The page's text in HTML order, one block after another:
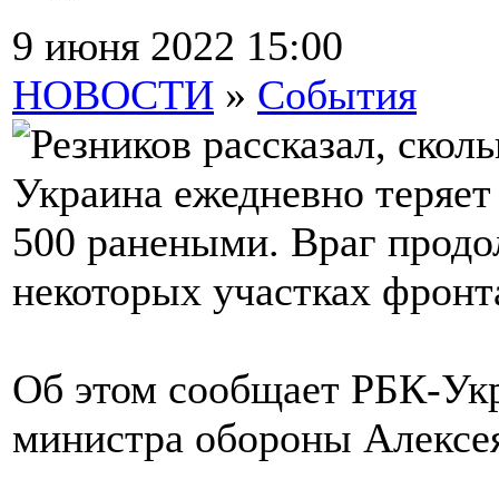
9 июня 2022 15:00
НОВОСТИ » События
Украина ежедневно
500 ранеными. Враг
некоторых участках
Об этом сообщает РБК-
министра обороны